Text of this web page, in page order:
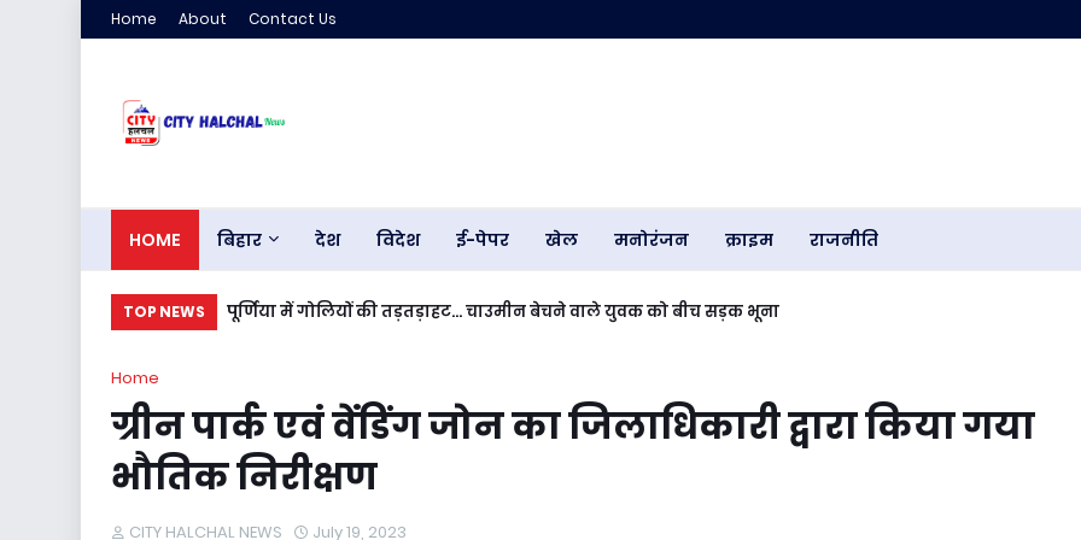
Home About Contact Us
HOME बिहार देश विदेश ई-पेपर खेल मनोरंजन क्राइम राजनीति
TOP NEWS पूर्णिया में गोलियों की तड़तड़ाहट... चाउमीन बेचने वाले युवक को बीच सड़क भूना
Home
ग्रीन पार्क एवं वेंडिंग जोन का जिलाधिकारी द्वारा किया गया
भौतिक निरीक्षण
CITY HALCHAL NEWS July 19, 2023